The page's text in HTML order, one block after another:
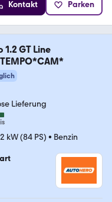
Kontakt Parken
1.2 GT Line
Lieferung
kW (84 PS) • Benzin